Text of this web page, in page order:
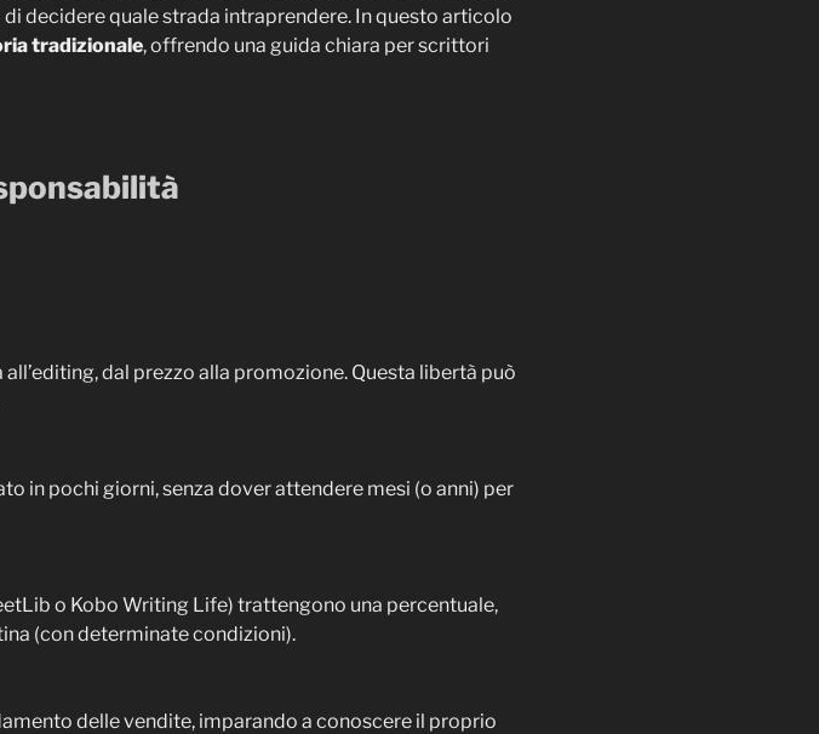
decidere quale strada intraprendere. In questo articolo
tradizionale, offrendo una guida chiara per scrittori
dal prezzo alla promozione. Questa libertà può
in pochi giorni, senza dover attendere mesi (o anni) per
o Kobo Writing Life) trattengono una percentuale,
(con determinate condizioni).
delle vendite, imparando a conoscere il proprio